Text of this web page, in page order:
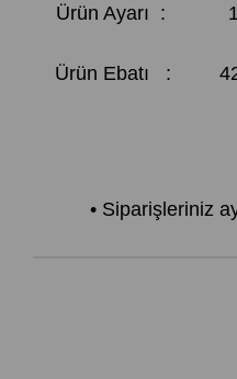
Ürün Ayarı :
Ürün Ebatı :
• Siparişleriniz